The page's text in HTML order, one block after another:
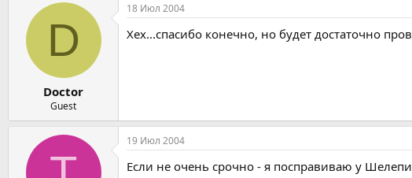
D
Doctor
Guest
18 Июл 2004
Хех...спасибо конечно, но будет достаточно
19 Июл 2004
Если не очень срочно - я посправиваю у